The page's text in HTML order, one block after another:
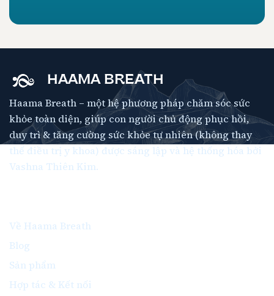
HAAMA BREATH
Haama Breath – một hệ phương pháp chăm sóc sức
khỏe toàn diện, giúp con người chủ động phục hồi,
duy trì & tăng cường sức khỏe tự nhiên (không thay
thế điều trị y khoa) được sáng lập và hệ thống hóa bởi
Vashna Thiên Kim.
Về Haama Breath
Blog
Sản phẩm
Hợp tác & Kết nối